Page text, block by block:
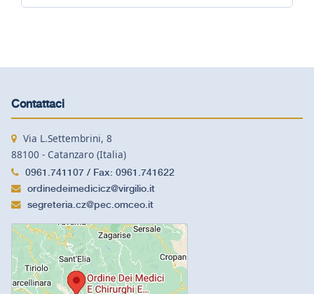
Contattaci
Via L.Settembrini, 8
88100 - Catanzaro (Italia)
0961.741107 / Fax: 0961.741622
ordinedeimedicicz@virgilio.it
segreteria.cz@pec.omceo.it